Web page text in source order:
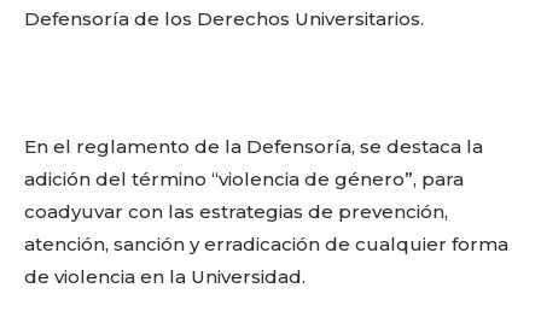
Facebook
Twitter
EmailWhatsApp
Copy
Link
Gmail
Telegram
Defensoría de los Derechos Universitarios.
En el reglamento de la Defensoría, se destaca la
adición del término “violencia de género”, para
coadyuvar con las estrategias de prevención,
atención, sanción y erradicación de cualquier forma
de violencia en la Universidad.